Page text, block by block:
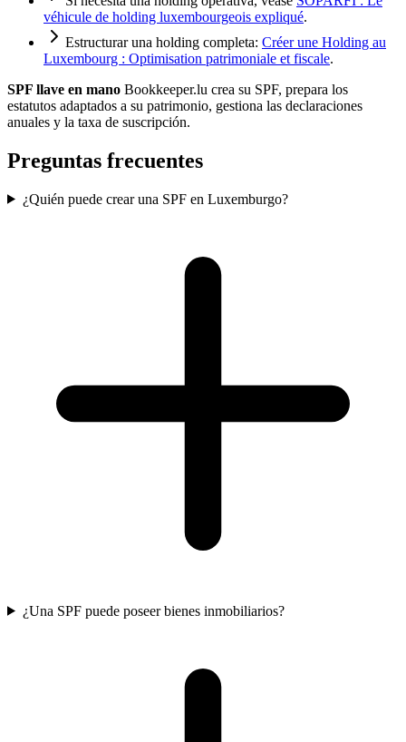
véhicule de holding luxembourgeois expliqué.
Estructurar una holding completa: Créer une Holding au
Luxembourg : Optimisation patrimoniale et fiscale.
SPF llave en mano Bookkeeper.lu crea su SPF, prepara los
estatutos adaptados a su patrimonio, gestiona las declaraciones
anuales y la taxa de suscripción.
Preguntas frecuentes
¿Quién puede crear una SPF en Luxemburgo?
¿Una SPF puede poseer bienes inmobiliarios?